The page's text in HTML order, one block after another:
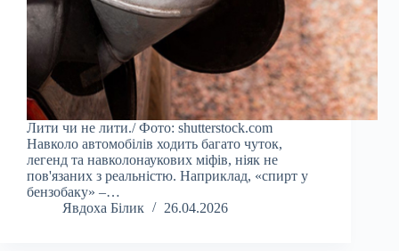
Лити чи не лити./ Фото: shutterstock.com
Навколо автомобілів ходить багато чуток,
легенд та навколонаукових міфів, ніяк не
пов'язаних з реальністю. Наприклад, «спирт у
бензобаку» –…
Явдоха Білик
26.04.2026